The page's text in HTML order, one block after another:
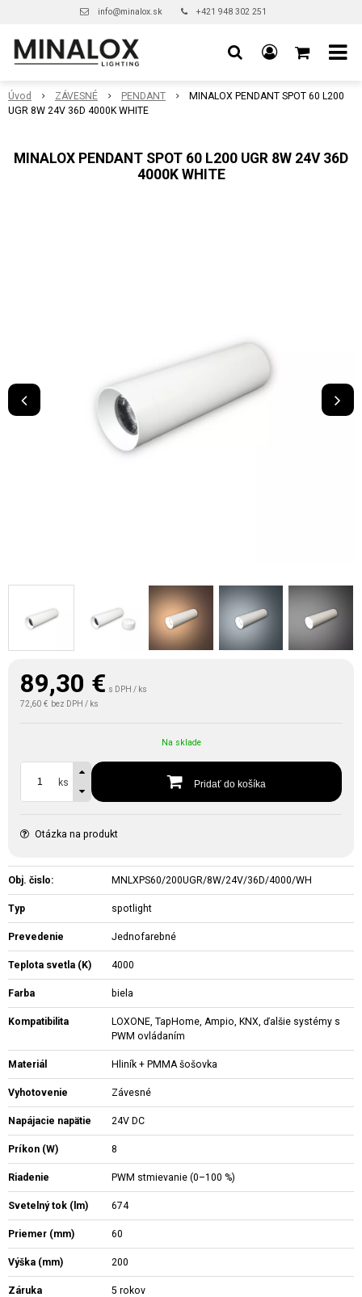
info@minalox.sk +421 948 302 251
Úvod ZÁVESNÉ PENDANT
MINALOX PENDANT SPOT 60 L200
UGR 8W 24V 36D 4000K WHITE
MINALOX PENDANT SPOT 60 L200 UGR 8W 24V 36D
4000K WHITE
89,30 € s DPH / ks
72,60 € bez DPH / ks
Na sklade
ks Pridať do košíka
Otázka na produkt
Obj. čislo: MNLXPS60/200UGR/8W/24V/36D/4000/WH
Typ spotlight
Prevedenie Jednofarebné
Teplota svetla (K) 4000
Farba biela
Kompatibilita
LOXONE, TapHome, Ampio, KNX, ďalšie systémy s
PWM ovládaním
Materiál Hliník + PMMA šošovka
Vyhotovenie Závesné
Napájacie napätie 24V DC
Príkon (W) 8
Riadenie PWM stmievanie (0–100 %)
Svetelný tok (lm) 674
Priemer (mm) 60
Výška (mm) 200
Záruka 5 rokov